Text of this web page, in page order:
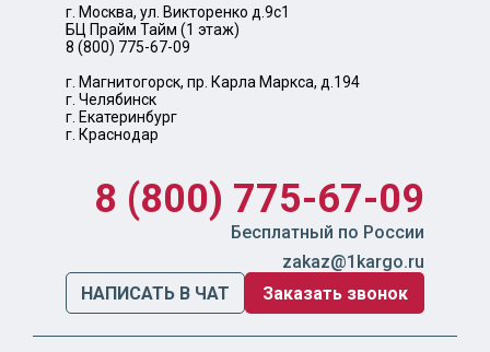
г. Москва, ул. Викторенко д.9с1
БЦ Прайм Тайм (1 этаж)
8 (800) 775-67-09
г. Магнитогорск, пр. Карла Маркса, д.194
г. Челябинск
г. Екатеринбург
г. Краснодар
8 (800) 775-67-09
Бесплатный по России
zakaz@1kargo.ru
НАПИСАТЬ В ЧАТ
Заказать звонок